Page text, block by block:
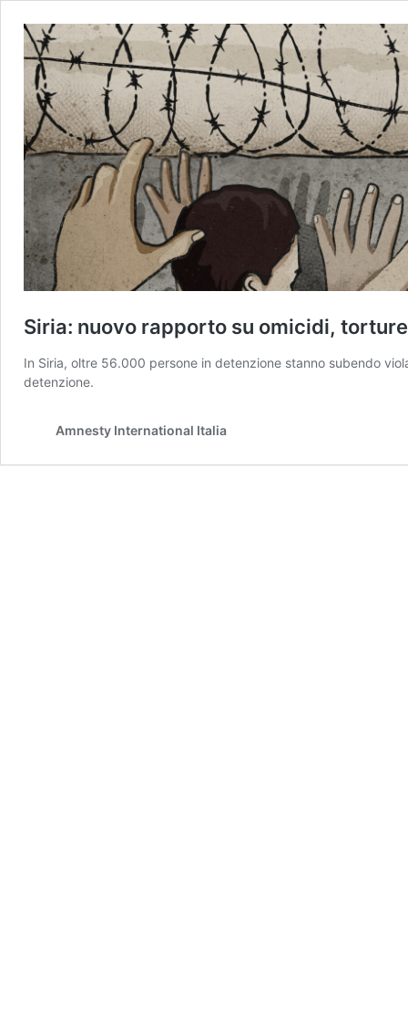
Siria: nuovo rapporto su omicidi,
In Siria, oltre 56.000 persone in detenzione stanno subendo
detenzione.
Amnesty International Italia